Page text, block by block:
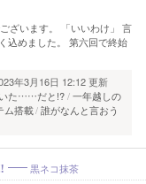
ざいます。 「いいわけ」 言
込めました。 第六回で終始
年3月16日 12:12 更新
た……だと!? 一年越しの
ム搭載 誰がなんと言おう
黒ネコ抹茶